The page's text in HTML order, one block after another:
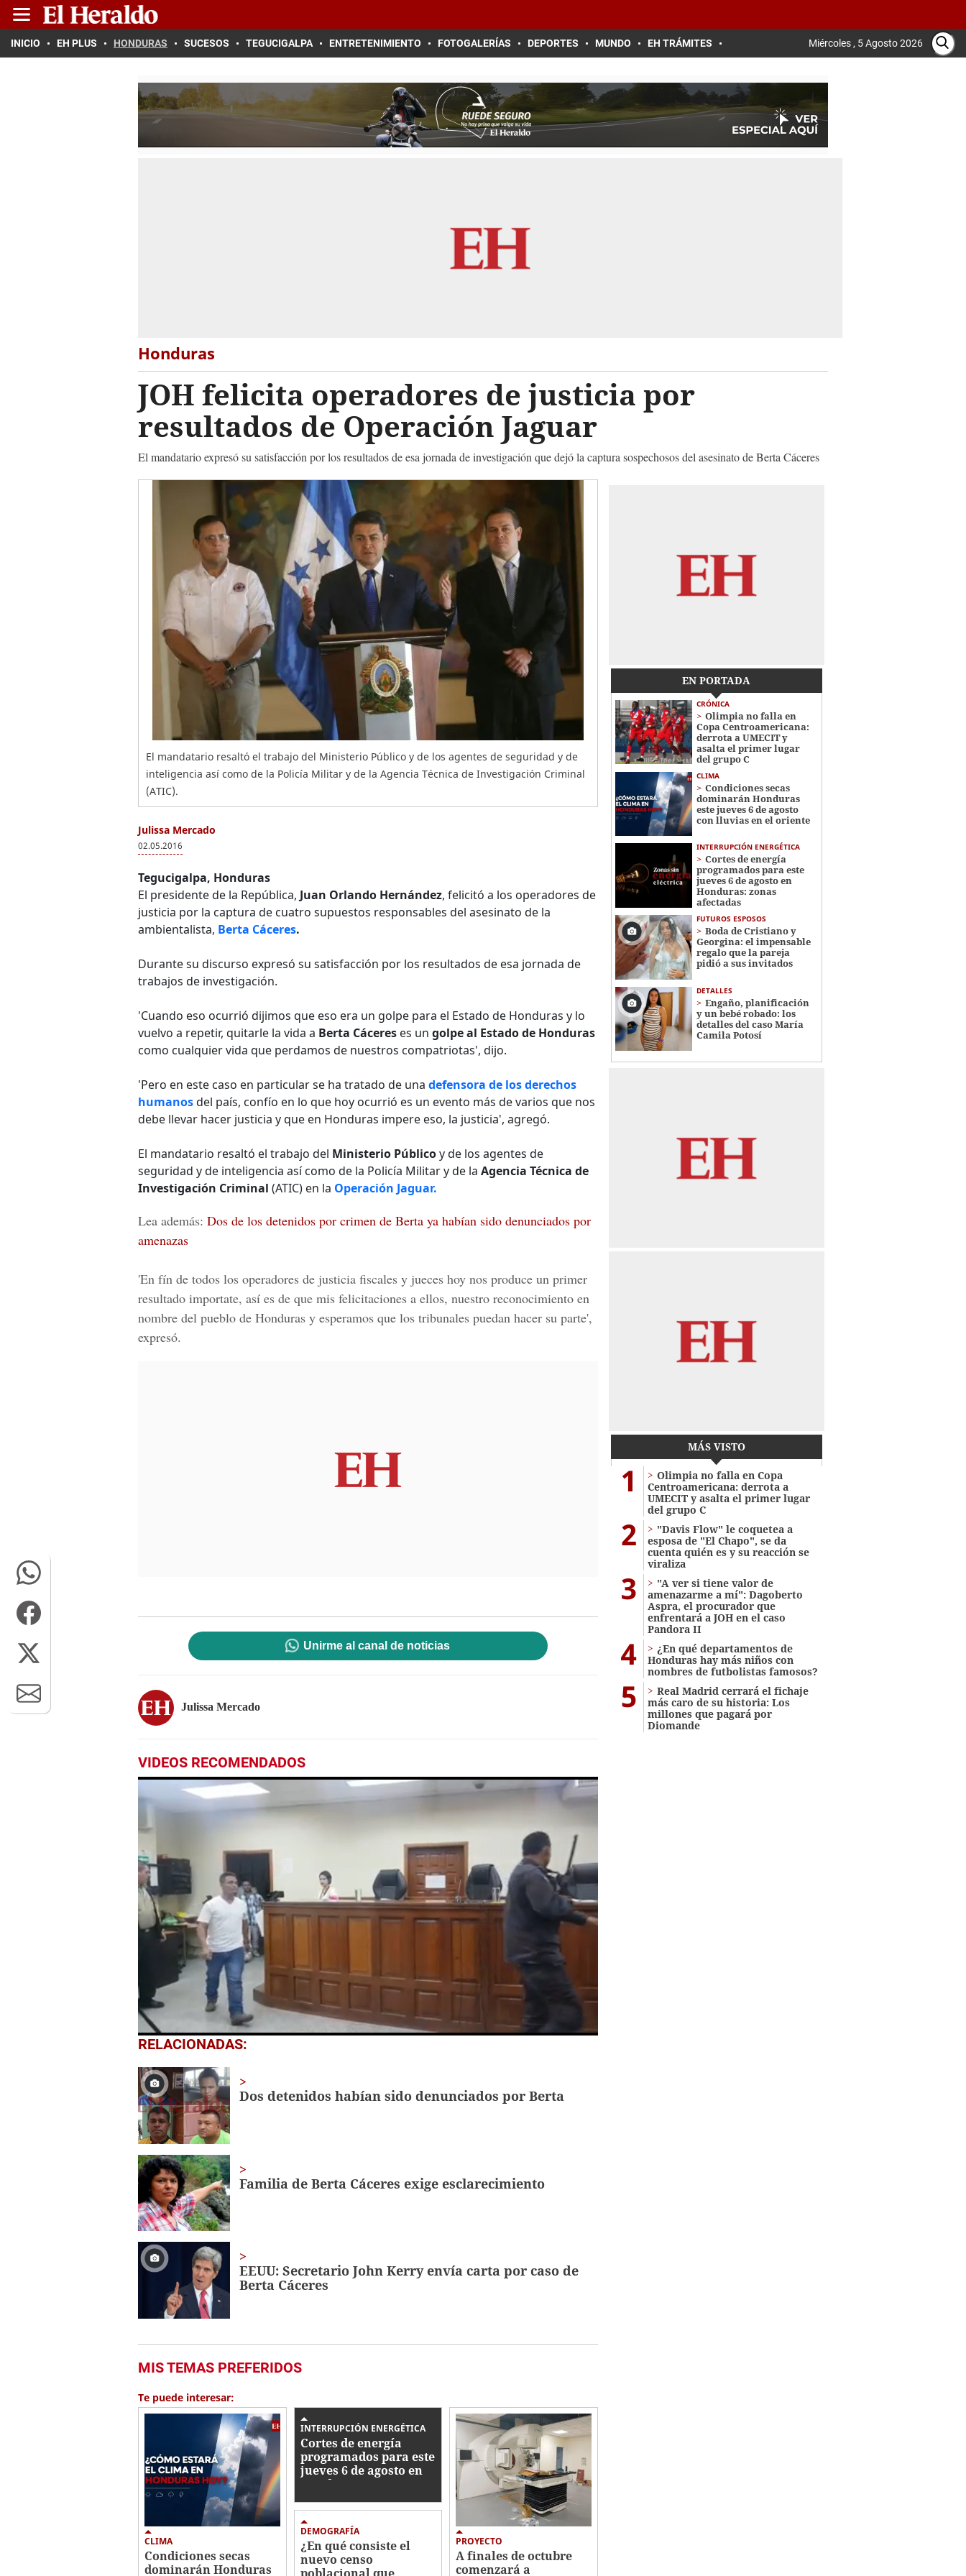
INICIO EH PLUS HONDURAS SUCESOS TEGUCIGALPA ENTRETENIMIENTO FOTOGALERÍAS DEPORTES MUNDO EH TRÁMITES Miércoles , 5 Agosto 2026
Honduras
JOH felicita operadores de justicia por
resultados de Operación Jaguar
El mandatario expresó su satisfacción por los resultados de esa jornada de investigación que dejó la captura sospechosos del asesinato de Berta Cáceres
El mandatario resaltó el trabajo del Ministerio Público y de los agentes de seguridad y de
inteligencia así como de la Policía Militar y de la Agencia Técnica de Investigación Criminal
(ATIC).
Julissa Mercado
02.05.2016
Tegucigalpa, Honduras
El presidente de la República, Juan Orlando Hernández, felicitó a los operadores de
justicia por la captura de cuatro supuestos responsables del asesinato de la
ambientalista, Berta Cáceres.
Durante su discurso expresó su satisfacción por los resultados de esa jornada de
trabajos de investigación.
'Cuando eso ocurrió dijimos que eso era un golpe para el Estado de Honduras y lo
vuelvo a repetir, quitarle la vida a Berta Cáceres es un golpe al Estado de Honduras
como cualquier vida que perdamos de nuestros compatriotas', dijo.
'Pero en este caso en particular se ha tratado de una defensora de los derechos
humanosdel país, confío en lo que hoy ocurrió es un evento más de varios que nos
debe llevar hacer justicia y que en Honduras impere eso, la justicia', agregó.
El mandatario resaltó el trabajo del Ministerio Públicoy de los agentes de
seguridad y de inteligencia así como de la Policía Militar y de la Agencia Técnica de
Investigación Criminal (ATIC) en la Operación Jaguar.
Lea además: Dos de los detenidos por crimen de Berta ya habían sido denunciados por
amenazas
'En fín de todos los operadores de justicia fiscales y jueces hoy nos produce un primer
resultado importate, así es de que mis felicitaciones a ellos, nuestro reconocimiento en
nombre del pueblo de Honduras y esperamos que los tribunales puedan hacer su parte',
expresó.
Unirme al canal de noticias
Julissa Mercado
VIDEOS RECOMENDADOS
0
seconds
24
secondsVolume
0%
RELACIONADAS:
Dos detenidos habían sido denunciados por Berta
Familia de Berta Cáceres exige esclarecimiento
EEUU: Secretario John Kerry envía carta por caso de
Berta Cáceres
MIS TEMAS PREFERIDOS
Te puede interesar:
CLIMA
Condiciones secas
dominarán Honduras
INTERRUPCIÓN ENERGÉTICA
Cortes de energía
programados para este
jueves 6 de agosto en
Honduras: zonas
DEMOGRAFÍA
¿En qué consiste el
nuevo censo
poblacional que
PROYECTO
A finales de octubre
comenzará a
EN PORTADA
CRÓNICA
Olimpia no falla en
Copa Centroamericana:
derrota a UMECIT y
asalta el primer lugar
del grupo C
CLIMA
Condiciones secas
dominarán Honduras
este jueves 6 de agosto
con lluvias en el oriente
INTERRUPCIÓN ENERGÉTICA
Cortes de energía
programados para este
jueves 6 de agosto en
Honduras: zonas
afectadas
FUTUROS ESPOSOS
Boda de Cristiano y
Georgina: el impensable
regalo que la pareja
pidió a sus invitados
DETALLES
Engaño, planificación
y un bebé robado: los
detalles del caso María
Camila Potosí
MÁS VISTO
1
Olimpia no falla en Copa
Centroamericana: derrota a
UMECIT y asalta el primer lugar
del grupo C
2
"Davis Flow" le coquetea a
esposa de "El Chapo", se da
cuenta quién es y su reacción se
viraliza
3
"A ver si tiene valor de
amenazarme a mí": Dagoberto
Aspra, el procurador que
enfrentará a JOH en el caso
Pandora II
4
¿En qué departamentos de
Honduras hay más niños con
nombres de futbolistas famosos?
5
Real Madrid cerrará el fichaje
más caro de su historia: Los
millones que pagará por
Diomande